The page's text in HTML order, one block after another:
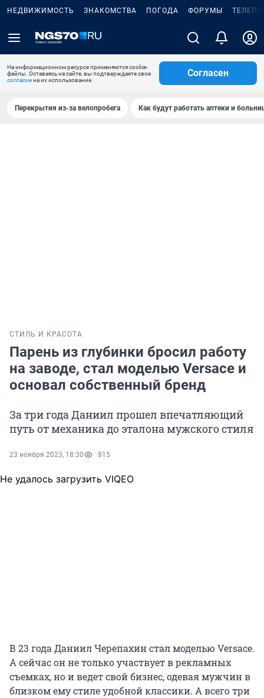
НЕДВИЖИМОСТЬ ЗНАКОМСТВА ПОГОДА ФОРУМЫ
На информационном ресурсе применяются cookie-
файлы. Оставаясь на сайте, вы подтверждаете свое
согласиена их использование.
Согласен
Перекрытия из-за велопробега Как будут работать аптеки и
СТИЛЬ И КРАСОТА
Парень из глубинки бросил работу
на заводе, стал моделью Versace и
основал собственный бренд
За три года Даниил прошел впечатляющий
путь от механика до эталона мужского стиля
23 ноября 2023, 18:30 815
Не удалось загрузить VIQEO
В 23 года Даниил Черепахин стал моделью Versace.
А сейчас он не только участвует в рекламных
съемках, но и ведет свой бизнес, одевая мужчин в
близком ему стиле удобной классики. А всего три